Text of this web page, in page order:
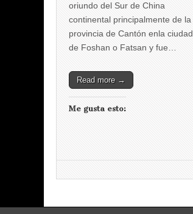
oriundo del Sur de China
continental principalmente de la
provincia de Cantón enla ciudad
de Foshan o Fatsan y fue…
Read more →
Me gusta esto: